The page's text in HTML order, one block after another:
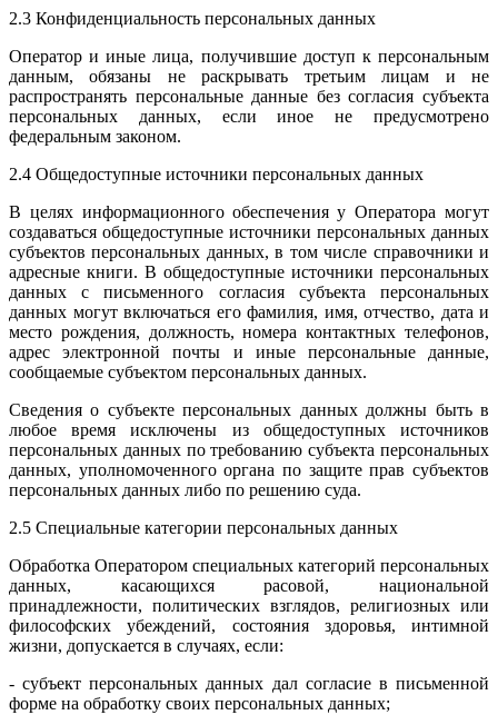
2.3 Конфиденциальность персональных данных
Оператор и иные лица, получившие доступ к персональным
данным, обязаны не раскрывать третьим лицам и не
распространять персональные данные без согласия субъекта
персональных данных, если иное не предусмотрено
федеральным законом.
2.4 Общедоступные источники персональных данных
В целях информационного обеспечения у Оператора могут
создаваться общедоступные источники персональных данных
субъектов персональных данных, в том числе справочники и
адресные книги. В общедоступные источники персональных
данных с письменного согласия субъекта персональных
данных могут включаться его фамилия, имя, отчество, дата и
место рождения, должность, номера контактных телефонов,
адрес электронной почты и иные персональные данные,
сообщаемые субъектом персональных данных.
Сведения о субъекте персональных данных должны быть в
любое время исключены из общедоступных источников
персональных данных по требованию субъекта персональных
данных, уполномоченного органа по защите прав субъектов
персональных данных либо по решению суда.
2.5 Специальные категории персональных данных
Обработка Оператором специальных категорий персональных
данных, касающихся расовой, национальной
принадлежности, политических взглядов, религиозных или
философских убеждений, состояния здоровья, интимной
жизни, допускается в случаях, если:
- субъект персональных данных дал согласие в письменной
форме на обработку своих персональных данных;